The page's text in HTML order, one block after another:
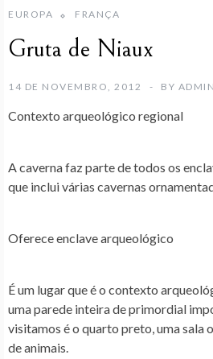
EUROPA FRANÇA
Gruta de Niaux
14 DE NOVEMBRO, 2012 BY ADMIN
Contexto arqueológico regional
A caverna faz parte de todos os
que inclui várias cavernas
Oferece enclave arqueológico
É um lugar que é o contexto
uma parede inteira de primordial
visitamos é o quarto preto, uma sala
de animais.